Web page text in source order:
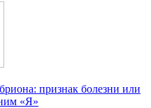
признак болезни или
«Я»